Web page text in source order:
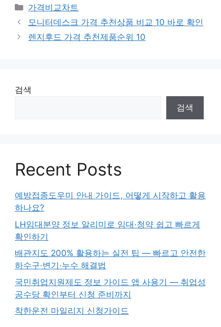
카
테
리
가격비교차트
모니터데스크 가격 추천상품 비교 10 바로 확인
렌지후드 가격 추천제품순위 10
검색
검색
Recent Posts
예방접종도우미 안내 가이드, 어떻게 시작하고 활용
하나요?
LH임대분양 정보 알리미로 임대·청약 쉽고 빠르게
확인하기
배관지도 200% 활용하는 실전 팁 — 빠르고 안전한
하수구·변기·누수 해결법
국민취업지원제도 정보 가이드 앱 사용기 — 취업성
공수당 확인부터 신청 준비까지
착한운전 마일리지 신청가이드